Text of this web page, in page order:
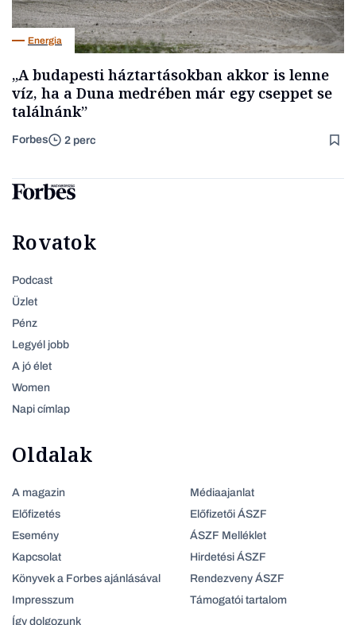
Energia
„A budapesti háztartásokban akkor is lenne
víz, ha a Duna medrében már egy cseppet se
találnánk”
Forbes 2 perc
Rovatok
Podcast
Üzlet
Pénz
Legyél jobb
A jó élet
Women
Napi címlap
Oldalak
A magazin
Előfizetés
Esemény
Kapcsolat
Könyvek a Forbes ajánlásával
Impresszum
Így dolgozunk
Médiaajanlat
Előfizetői ÁSZF
ÁSZF Melléklet
Hirdetési ÁSZF
Rendezveny ÁSZF
Támogatói tartalom